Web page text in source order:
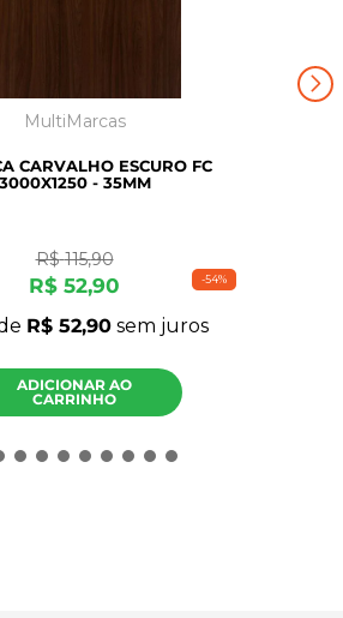
-54%
MultiMarcas
CARVALHO ESCURO FC
3000X1250 - 35MM
R$ 115,90
R$ 52,90
R$ 52,90sem juros
ADICIONAR AO
CARRINHO